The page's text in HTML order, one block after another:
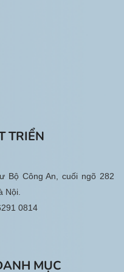
TRIỂN
Bộ Công An, cuối ngõ 282
Nội.
0814
MỤC